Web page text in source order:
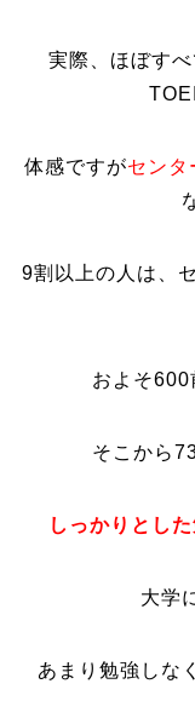
実際、ほぼす
体感ですがセンタ
9割以上の人は、
およそ600
そこから
しっかりとし
大学
あまり勉強しな